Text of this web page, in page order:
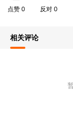
点赞 0 反对 0
相关评论